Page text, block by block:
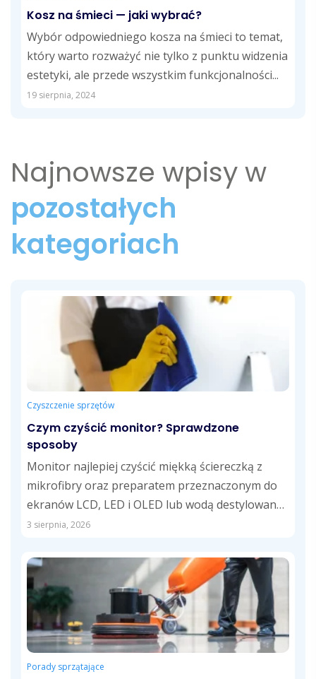
Kosz na śmieci — jaki wybrać?
Wybór odpowiedniego kosza na śmieci to temat,
który warto rozważyć nie tylko z punktu widzenia
estetyki, ale przede wszystkim funkcjonalności...
19 sierpnia, 2024
Najnowsze wpisy w
pozostałych
kategoriach
Czyszczenie sprzętów
Czym czyścić monitor? Sprawdzone
sposoby
Monitor najlepiej czyścić miękką ściereczką z
mikrofibry oraz preparatem przeznaczonym do
ekranów LCD, LED i OLED lub wodą destylowaną.
Takie...
3 sierpnia, 2026
Porady sprzątające